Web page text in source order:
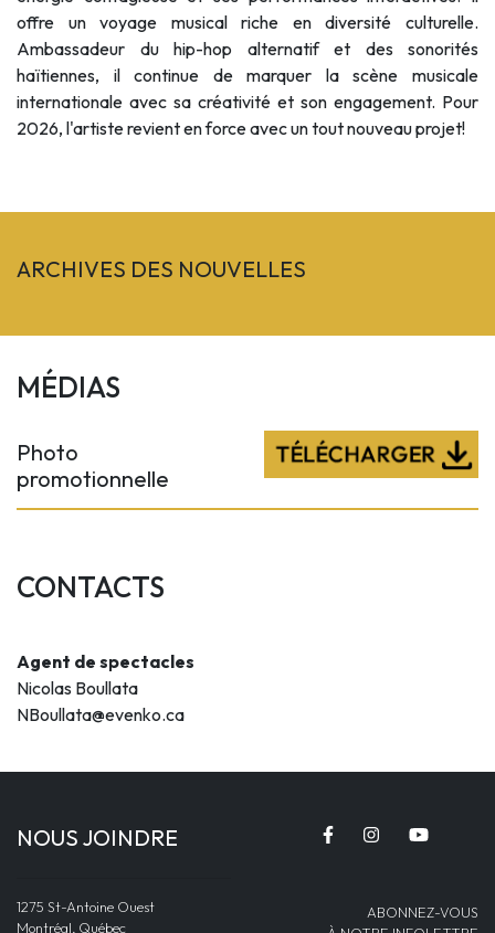
offre un voyage musical riche en diversité culturelle.
Ambassadeur du hip-hop alternatif et des sonorités
haïtiennes, il continue de marquer la scène musicale
internationale avec sa créativité et son engagement. Pour
2026, l'artiste revient en force avec un tout nouveau projet!
ARCHIVES DES NOUVELLES
MÉDIAS
Photo
promotionnelle
CONTACTS
Agent de spectacles
Nicolas Boullata
NBoullata@evenko.ca
NOUS JOINDRE
1275 St-Antoine Ouest
Montréal, Québec
ABONNEZ-VOUS